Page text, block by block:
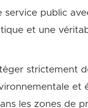
service public
et une
strictement
et
les zones de